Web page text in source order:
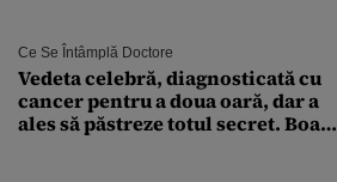
Ce Se Întâmplă Doctore
Vedeta celebră, diagnosticată cu
cancer pentru a doua oară, dar a
ales să păstreze totul secret. Boala